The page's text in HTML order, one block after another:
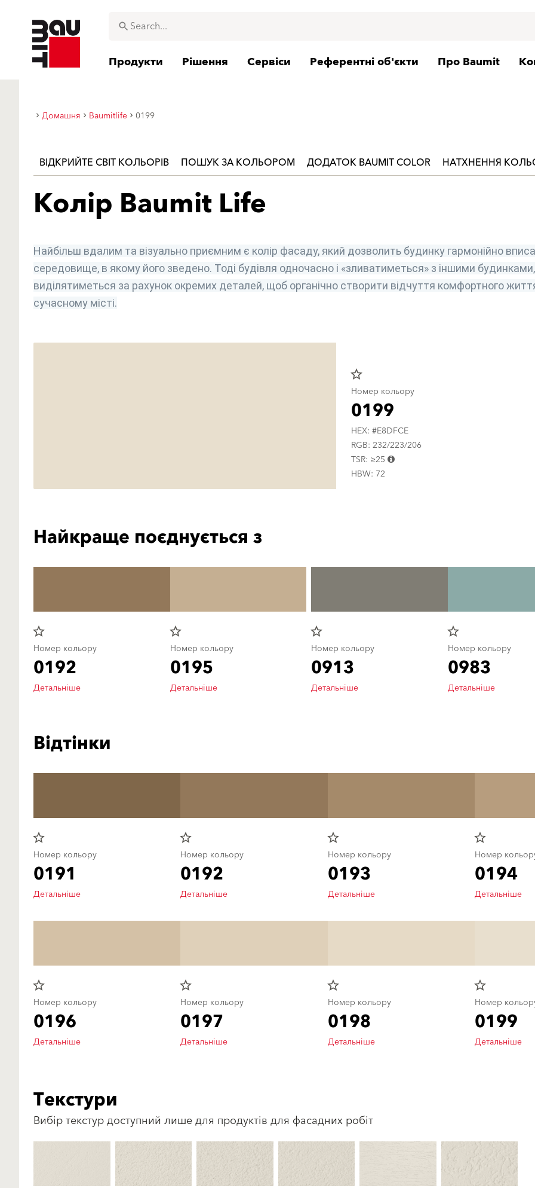
Продукти Рішення Сервіси Референтні об'єкти Про Baumit
Домашня Baumitlife 0199
ВІДКРИЙТЕ СВІТ КОЛЬОРІВ ПОШУК ЗА КОЛЬОРОМ ДОДАТОК BAUMIT COLOR НАТХНЕННЯ
Колір Baumit Life
Найбільш вдалим та візуально приємним є колір фасаду, який дозволить будинку гармонійно
середовище, в якому його зведено. Тоді будівля одночасно і «зливатиметься» з іншими будинками,
виділятиметься за рахунок окремих деталей, щоб органічно створити відчуття комфортного
сучасному місті.
star_border
Номер кольору
0199
HEX: #E8DFCE
RGB: 232/223/206
TSR: ≥25
HBW: 72
Найкраще поєднується з
star_border
Номер кольору
0192
Детальніше
star_border
Номер кольору
0195
Детальніше
star_border
Номер кольору
0913
Детальніше
star_border
Номер кольору
0983
Детальніше
Відтінки
star_border
Номер кольору
0191
Детальніше
star_border
Номер кольору
0192
Детальніше
star_border
Номер кольору
0193
Детальніше
star_border
Номер
0194
Детальніше
star_border
Номер кольору
0196
Детальніше
star_border
Номер кольору
0197
Детальніше
star_border
Номер кольору
0198
Детальніше
star_border
Номер
0199
Детальніше
Текстури
Вибір текстур доступний лише для продуктів для фасадних робіт